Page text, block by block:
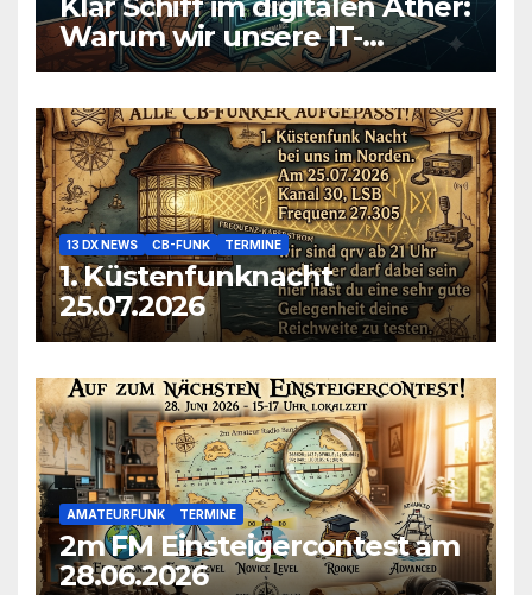
Warum wir unsere IT-
Infrastruktur konsolidieren
13 DX NEWS CB-FUNK TERMINE
1. Küstenfunknacht
25.07.2026
AMATEURFUNK TERMINE
2m FM Einsteigercontest am
28.06.2026